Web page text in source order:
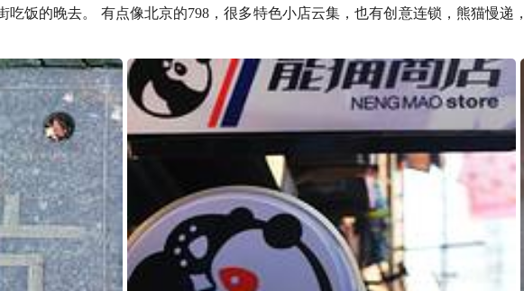
吃饭的晚去。 有点像北京的798，很多特色小店云集，也有创意连锁，熊猫慢